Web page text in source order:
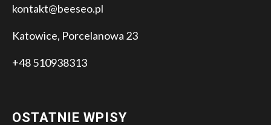
kontakt@beeseo.pl
Katowice, Porcelanowa 23
+48 510938313
OSTATNIE WPISY